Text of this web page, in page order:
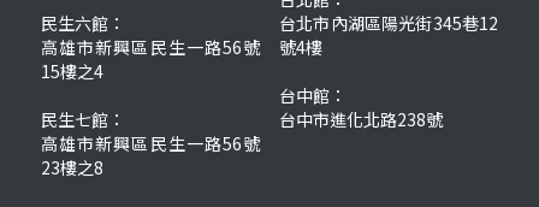
民生六館：
高雄市新興區民生一路56號
15樓之4
民生七館：
高雄市新興區民生一路56號
23樓之8
台北市內湖區陽光街345巷12
號4樓
台中館：
台中市進化北路238號